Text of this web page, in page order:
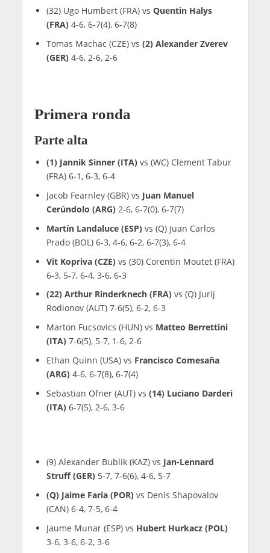
(32) Ugo Humbert (FRA) vs Quentin Halys
(FRA)4-6, 6-7(4), 6-7(8)
Tomas Machac (CZE) vs (2) Alexander Zverev
(GER)4-6, 2-6, 2-6
Primera ronda
Parte alta
(1) Jannik Sinner (ITA)vs (WC) Clement Tabur
(FRA) 6-1, 6-3, 6-4
Jacob Fearnley (GBR) vs Juan Manuel
Cerúndolo (ARG)2-6, 6-7(0), 6-7(7)
Martín Landaluce (ESP)vs (Q) Juan Carlos
Prado (BOL) 6-3, 4-6, 6-2, 6-7(3), 6-4
Vit Kopriva (CZE)vs (30) Corentin Moutet (FRA)
6-3, 5-7, 6-4, 3-6, 6-3
(22) Arthur Rinderknech (FRA)vs (Q) Jurij
Rodionov (AUT) 7-6(5), 6-2, 6-3
Marton Fucsovics (HUN) vs Matteo Berrettini
(ITA)7-6(5), 5-7, 1-6, 2-6
Ethan Quinn (USA) vs Francisco Comesaña
(ARG)4-6, 6-7(8), 6-7(4)
Sebastian Ofner (AUT) vs (14) Luciano Darderi
(ITA)6-7(5), 2-6, 3-6
(9) Alexander Bublik (KAZ) vs Jan-Lennard
Struff (GER)5-7, 7-6(6), 4-6, 5-7
(Q) Jaime Faria (POR)vs Denis Shapovalov
(CAN) 6-4, 7-5, 6-4
Jaume Munar (ESP) vs Hubert Hurkacz (POL)
3-6, 3-6, 6-2, 3-6